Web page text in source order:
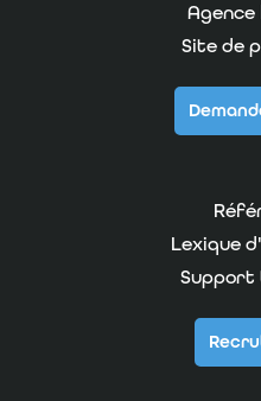
Agence
Site de
Lexique
Support